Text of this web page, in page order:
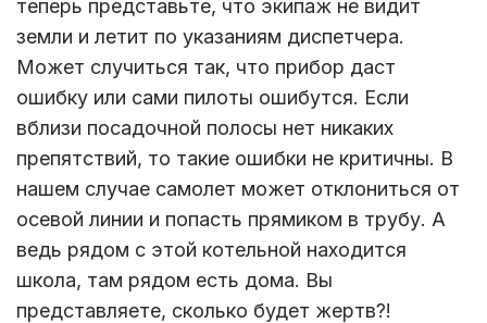
теперь представьте, что экипаж не видит
земли и летит по указаниям диспетчера.
Может случиться так, что прибор даст
ошибку или сами пилоты ошибутся. Если
вблизи посадочной полосы нет никаких
препятствий, то такие ошибки не критичны. В
нашем случае самолет может отклониться от
осевой линии и попасть прямиком в трубу. А
ведь рядом с этой котельной находится
школа, там рядом есть дома. Вы
представляете, сколько будет жертв?!